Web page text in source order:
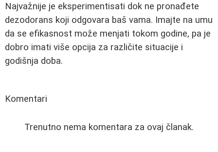
Najvažnije je eksperimentisati dok ne pronađete
dezodorans koji odgovara baš vama. Imajte na umu
da se efikasnost može menjati tokom godine, pa je
dobro imati više opcija za različite situacije i
godišnja doba.
Komentari
Trenutno nema komentara za ovaj članak.